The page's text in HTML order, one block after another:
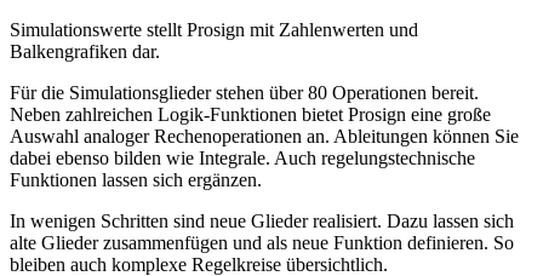
Simulationswerte stellt Prosign mit Zahlenwerten und
Balkengrafiken dar.
Für die Simulationsglieder stehen über 80 Operationen bereit.
Neben zahlreichen Logik-Funktionen bietet Prosign eine große
Auswahl analoger Rechenoperationen an. Ableitungen können Sie
dabei ebenso bilden wie Integrale. Auch regelungstechnische
Funktionen lassen sich ergänzen.
In wenigen Schritten sind neue Glieder realisiert. Dazu lassen sich
alte Glieder zusammenfügen und als neue Funktion definieren. So
bleiben auch komplexe Regelkreise übersichtlich.